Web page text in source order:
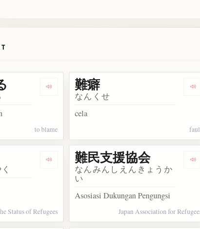
Dengarkan 難癖を付ける
to blame
難癖
なんくせ
cela
Dengarkan 難民条約
Status of Refugees
難民支援協会
なんみんしえんきょうか
い
Asosiasi Dukungan Pengungsi
Japan Association for